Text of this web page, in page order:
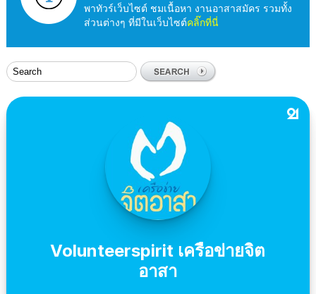
พาทัวร์เว็บไซต์ ชมเนื้อหา งานอาสาสมัคร รวมทั้ง
ส่วนต่างๆ ที่มีในเว็บไซต์คลิ๊กที่นี่